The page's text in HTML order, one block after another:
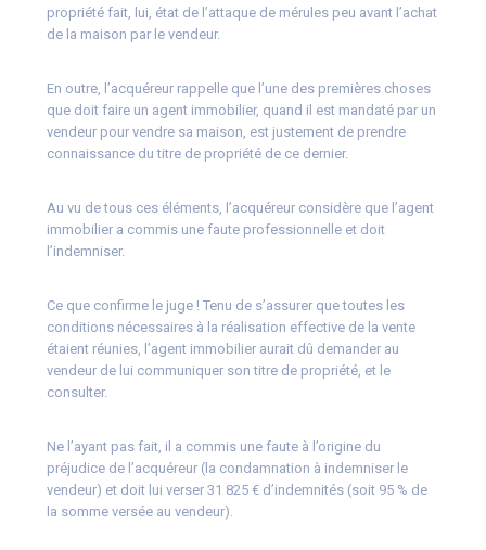
propriété fait, lui, état de l’attaque de mérules peu avant l’achat
de la maison par le vendeur.
En outre, l’acquéreur rappelle que l’une des premières choses
que doit faire un agent immobilier, quand il est mandaté par un
vendeur pour vendre sa maison, est justement de prendre
connaissance du titre de propriété de ce dernier.
Au vu de tous ces éléments, l’acquéreur considère que l’agent
immobilier a commis une faute professionnelle et doit
l’indemniser.
Ce que confirme le juge ! Tenu de s’assurer que toutes les
conditions nécessaires à la réalisation effective de la vente
étaient réunies, l’agent immobilier aurait dû demander au
vendeur de lui communiquer son titre de propriété, et le
consulter.
Ne l’ayant pas fait, il a commis une faute à l’origine du
préjudice de l’acquéreur (la condamnation à indemniser le
vendeur) et doit lui verser 31 825 € d’indemnités (soit 95 % de
la somme versée au vendeur).